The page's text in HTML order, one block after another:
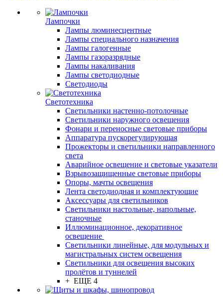
Лампочки
Лампы люминесцентные
Лампы специального назначения
Лампы галогенные
Лампы газоразрядные
Лампы накаливания
Лампы светодиодные
Светодиоды
Светотехника
Светильники настенно-потолочные
Светильники наружного освещения
Фонари и переносные световые приборы
Аппаратура пускорегулирующая
Прожекторы и светильники направленного
света
Аварийное освещение и световые указатели
Взрывозащищенные световые приборы
Опоры, мачты освещения
Лента светодиодная и комплектующие
Аксессуары для светильников
Светильники настольные, напольные,
станочные
Иллюминационное, декоративное
освещение
Светильники линейные, для модульных и
магистральных систем освещения
Светильники для освещения высоких
пролётов и туннелей
+ ЕЩЕ 4